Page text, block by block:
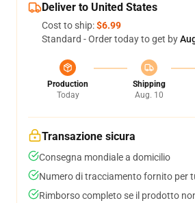
Deliver to United States
Cost to ship:$6.99
Standard - Order today to get by
Production
Today
Shipping
Aug. 10
Transazione sicura
Consegna mondiale a domicilio
Numero di tracciamento fornito per
Rimborso completo se il prodotto